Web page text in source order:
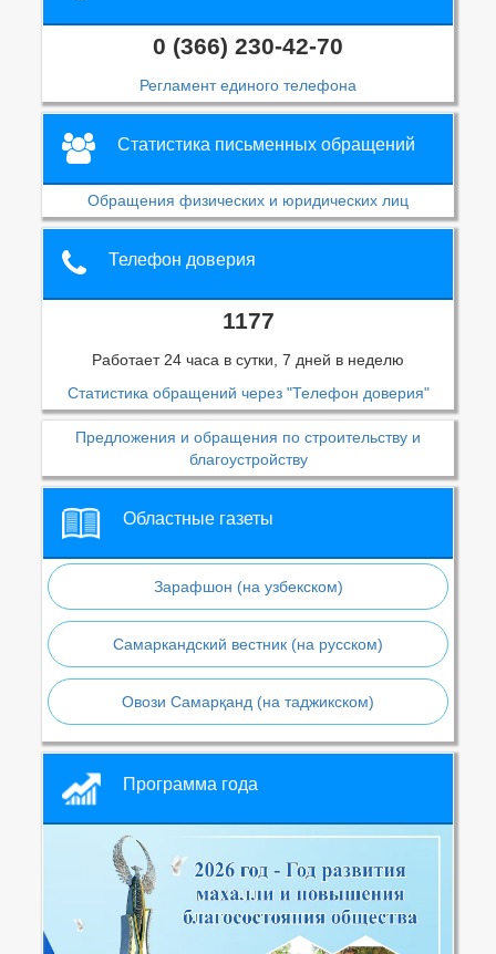
0 (366) 230-42-70
Регламент единого телефона
Статистика письменных обращений
Обращения физических и юридических лиц
Телефон доверия
1177
Работает 24 часа в сутки, 7 дней в неделю
Статистика обращений через "Телефон доверия"
Предложения и обращения по строительству и
благоустройству
Областные газеты
Зарафшон (на узбекском)
Самаркандский вестник (на русском)
Овози Самарқанд (на таджикском)
Программа года